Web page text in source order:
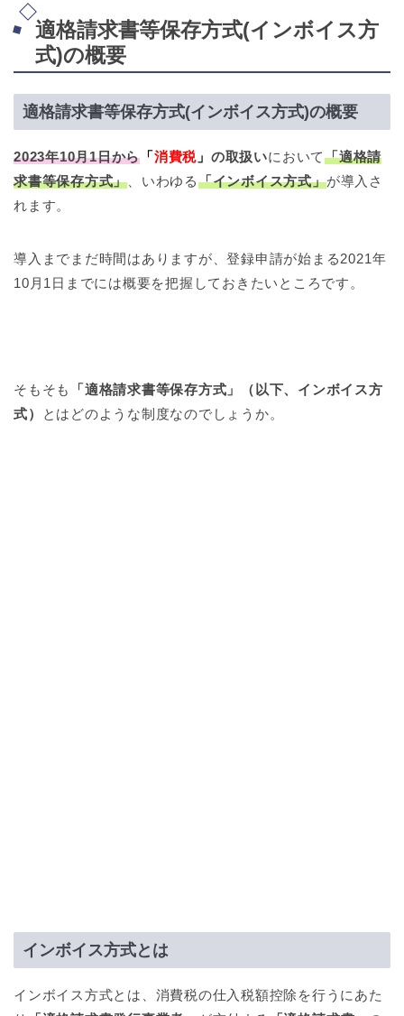
適格請求書等保存方式(インボイス方
式)の概要
適格請求書等保存方式(インボイス方式)の概要
2023年10月1日から 「消費税 」 の取扱いにおいて「適格請
求書等保存方式」 、いわゆる「インボイス方式」が導入さ
れます。
導入までまだ時間はありますが、登録申請が始まる2021年
10月1日までには概要を把握しておきたいところです。
そもそも
「適格請求書等保存方式」（以下、インボイス方
式）
とはどのような制度なのでしょうか。
インボイス方式とは
インボイス方式とは、消費税の仕入税額控除を行うにあた